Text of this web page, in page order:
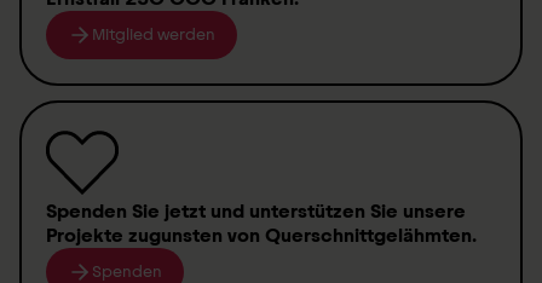
Mitglied werden
Spenden Sie jetzt und unterstützen Sie unsere
Projekte zugunsten von Querschnittgelähmten.
Spenden